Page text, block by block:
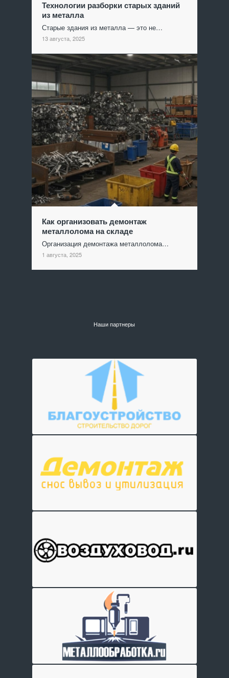
Технологии разборки старых зданий
из металла
Старые здания из металла — это не…
13 августа, 2025
Как организовать демонтаж
металлолома на складе
Организация демонтажа металлолома…
1 августа, 2025
Наши партнеры